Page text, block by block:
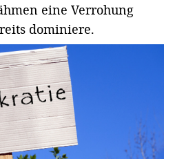
eine Verrohung
dominiere.